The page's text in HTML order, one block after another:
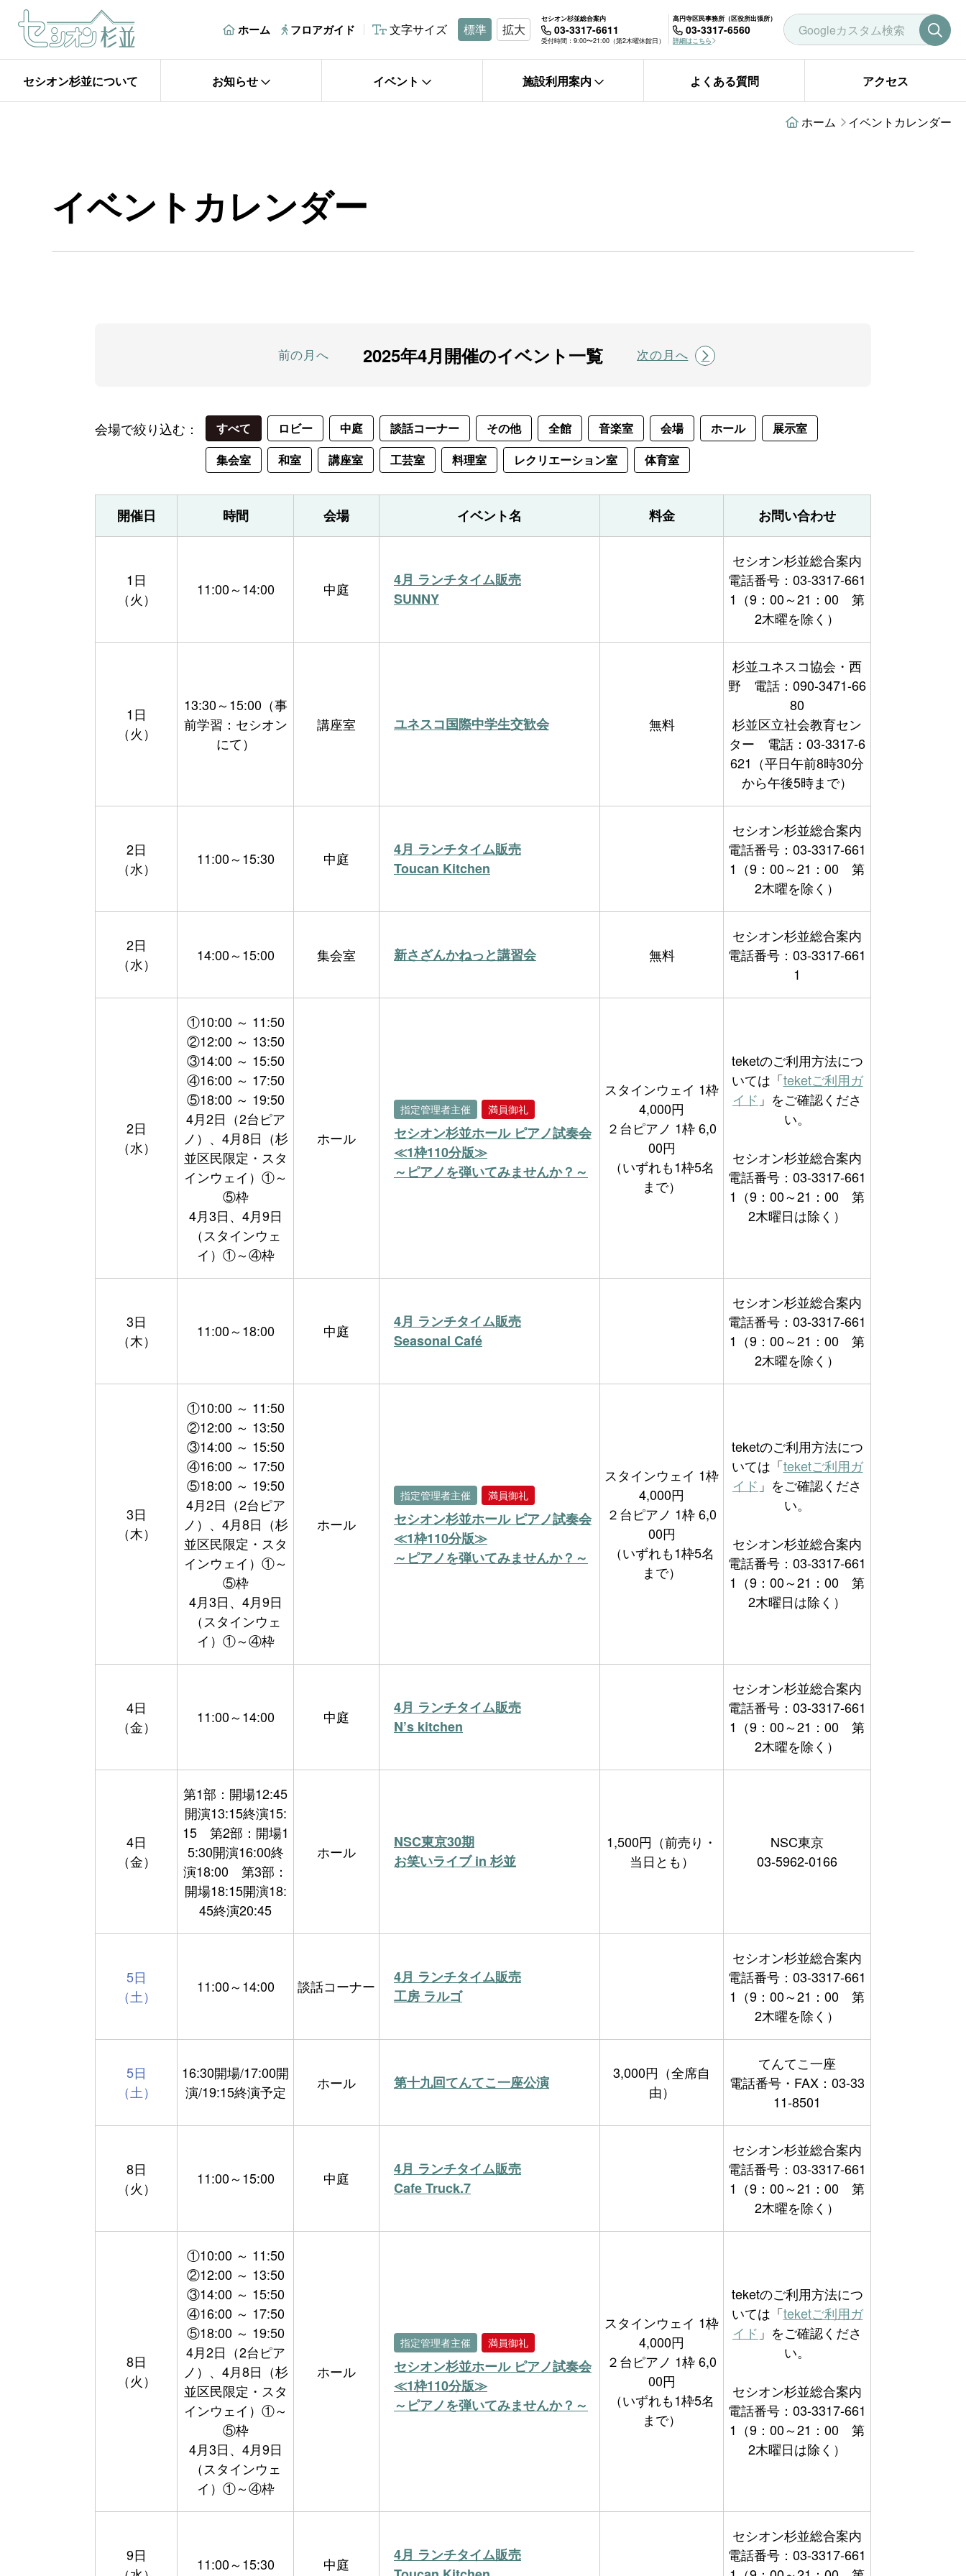
ホーム フロアガイド 文字サイズ 標準 拡大
セシオン杉並総合案内
03-3317-6611
受付時間：9:00〜21:00（第2木曜休館日）
高円寺区民事務所（区役所出張所）
03-3317-6560
詳細はこちら
セシオン杉並について お知らせ イベント 施設利用案内 よくある質問 アクセス
ホーム イベントカレンダー
イベントカレンダー
前の月へ 2025年4月開催のイベント一覧 次の月へ
会場で絞り込む： すべて ロビー 中庭 談話コーナー その他 全館 音楽室 会場 ホール
展示室
集会室
和室 講座室 工芸室 料理室 レクリエーション室 体育室
開催日 時間 会場 イベント名 料金 お問い合わせ
1日
（火）
11:00～14:00 中庭
4月 ランチタイム販売
SUNNY
セシオン杉並総合案内
電話番号：03-3317-661
1（9：00～21：00 第
2木曜を除く）
1日
（火）
13:30～15:00（事
前学習：セシオン
にて）
講座室 ユネスコ国際中学生交歓会 無料
杉並ユネスコ協会・西
野 電話：090-3471-66
80
杉並区立社会教育セン
ター 電話：03-3317-6
621（平日午前8時30分
から午後5時まで）
2日
（水）
11:00～15:30 中庭
4月 ランチタイム販売
Toucan Kitchen
セシオン杉並総合案内
電話番号：03-3317-661
1（9：00～21：00 第
2木曜を除く）
2日
（水）
14:00～15:00 集会室 新さざんかねっと講習会 無料
セシオン杉並総合案内
電話番号：03-3317-661
1
2日
（水）
①10:00 ～ 11:50
②12:00 ～ 13:50
③14:00 ～ 15:50
④16:00 ～ 17:50
⑤18:00 ～ 19:50
4月2日（2台ピア
ノ）、4月8日（杉
並区民限定・スタ
インウェイ）①～
⑤枠
4月3日、4月9日
（スタインウェ
イ）①～④枠
ホール
指定管理者主催 満員御礼
セシオン杉並ホール ピアノ試奏会
≪1枠110分版≫
～ピアノを弾いてみませんか？～
スタインウェイ 1枠
4,000円
２台ピアノ 1枠 6,0
00円
（いずれも1枠5名
まで）
teketのご利用方法につ
いては「teketご利用ガ
イド 」をご確認くださ
い。
セシオン杉並総合案内
電話番号：03-3317-661
1（9：00～21：00 第
2木曜日は除く）
3日
（木）
11:00～18:00 中庭
4月 ランチタイム販売
Seasonal Café
セシオン杉並総合案内
電話番号：03-3317-661
1（9：00～21：00 第
2木曜を除く）
3日
（木）
①10:00 ～ 11:50
②12:00 ～ 13:50
③14:00 ～ 15:50
④16:00 ～ 17:50
⑤18:00 ～ 19:50
4月2日（2台ピア
ノ）、4月8日（杉
並区民限定・スタ
インウェイ）①～
⑤枠
4月3日、4月9日
（スタインウェ
イ）①～④枠
ホール
指定管理者主催 満員御礼
セシオン杉並ホール ピアノ試奏会
≪1枠110分版≫
～ピアノを弾いてみませんか？～
スタインウェイ 1枠
4,000円
２台ピアノ 1枠 6,0
00円
（いずれも1枠5名
まで）
teketのご利用方法につ
いては「teketご利用ガ
イド 」をご確認くださ
い。
セシオン杉並総合案内
電話番号：03-3317-661
1（9：00～21：00 第
2木曜日は除く）
4日
（金）
11:00～14:00 中庭
4月 ランチタイム販売
N’s kitchen
セシオン杉並総合案内
電話番号：03-3317-661
1（9：00～21：00 第
2木曜を除く）
4日
（金）
第1部：開場12:45
開演13:15終演15:
15 第2部：開場1
5:30開演16:00終
演18:00 第3部：
開場18:15開演18:
45終演20:45
ホール
NSC東京30期
お笑いライブ in 杉並
1,500円（前売り・
当日とも）
NSC東京
03-5962-0166
5日
（土）
11:00～14:00 談話コーナー
4月 ランチタイム販売
工房 ラルゴ
セシオン杉並総合案内
電話番号：03-3317-661
1（9：00～21：00 第
2木曜を除く）
5日
（土）
16:30開場/17:00開
演/19:15終演予定
ホール 第十九回てんてこ一座公演
3,000円（全席自
由）
てんてこ一座
電話番号・FAX：03-33
11-8501
8日
（火）
11:00～15:00 中庭
4月 ランチタイム販売
Cafe Truck.7
セシオン杉並総合案内
電話番号：03-3317-661
1（9：00～21：00 第
2木曜を除く）
8日
（火）
①10:00 ～ 11:50
②12:00 ～ 13:50
③14:00 ～ 15:50
④16:00 ～ 17:50
⑤18:00 ～ 19:50
4月2日（2台ピア
ノ）、4月8日（杉
並区民限定・スタ
インウェイ）①～
⑤枠
4月3日、4月9日
（スタインウェ
イ）①～④枠
ホール
指定管理者主催 満員御礼
セシオン杉並ホール ピアノ試奏会
≪1枠110分版≫
～ピアノを弾いてみませんか？～
スタインウェイ 1枠
4,000円
２台ピアノ 1枠 6,0
00円
（いずれも1枠5名
まで）
teketのご利用方法につ
いては「teketご利用ガ
イド 」をご確認くださ
い。
セシオン杉並総合案内
電話番号：03-3317-661
1（9：00～21：00 第
2木曜日は除く）
9日
11:00～15:30 中庭
4月 ランチタイム販売
セシオン杉並総合案内
電話番号：03-3317-661